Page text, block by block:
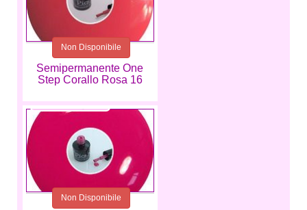
Semipermanente One
Step Corallo Rosa 16
Non Disponibile
5,99 €
Non Disponibile